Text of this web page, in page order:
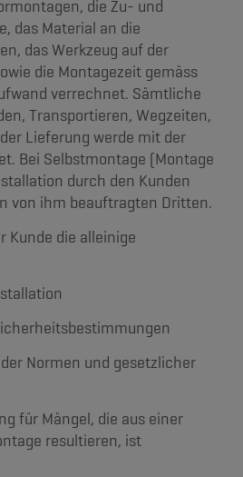
die Zu- und
das Material an die
das Werkzeug auf der
die Montagezeit gemäss
verrechnet. Sämtliche
Transportieren, Wegzeiten,
Lieferung werde mit der
Bei Selbstmontage (Montage
durch den Kunden
von ihm beauftragten Dritten.
Kunde die alleinige
Normen und gesetzlicher
für Mängel, die aus einer
resultieren, ist